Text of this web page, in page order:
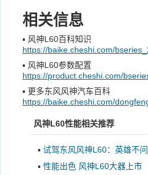
相关信息
▪ 风神L60百科知识
https://baike.cheshi.com/
▪ 风神L60参数配置
https://product.cheshi.com/
▪ 更多东风风神汽车百科
https://baike.cheshi.com/
风神L60性能相关推荐
▪ 试驾东风风神L60：英雄不
▪ 性能出色 风神L60大器上市